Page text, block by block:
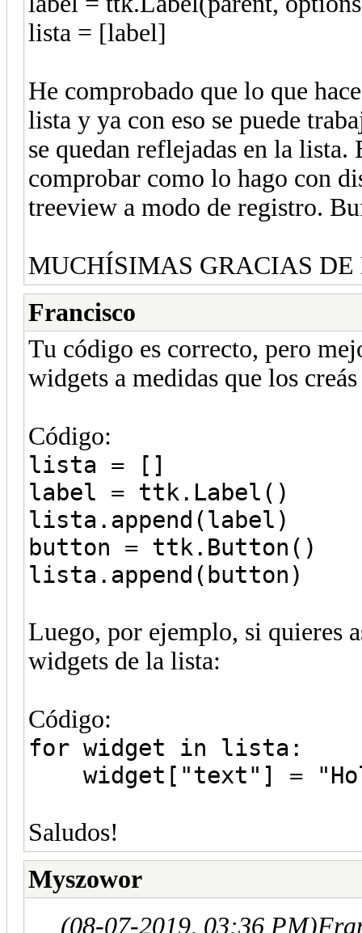
lista = [label]
He comprobado que lo que
lista y ya con eso se puede
se quedan reflejadas en la lista.
comprobar como lo hago con
treeview a modo de registro.
MUCHÍSIMAS GRACIAS DE
Francisco
Tu código es correcto, pero
widgets a medidas que los
Código:
lista = []
label = ttk.Label()
lista.append(label)
button = ttk.Button()
lista.append(button)
Luego, por ejemplo, si quieres
widgets de la lista:
Código:
for widget in lista:
widget["text"] =
Saludos!
Myszowor
(08-07-2019, 03:36 PM)